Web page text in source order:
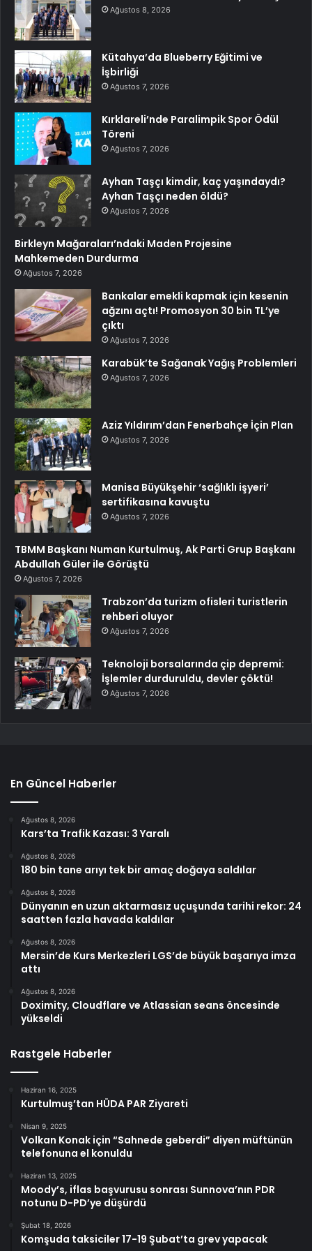
Ağustos 8, 2026
Kütahya’da Blueberry Eğitimi ve
İşbirliği
Ağustos 7, 2026
Kırklareli’nde Paralimpik Spor Ödül
Töreni
Ağustos 7, 2026
Ayhan Taşçı kimdir, kaç yaşındaydı?
Ayhan Taşçı neden öldü?
Ağustos 7, 2026
Birkleyn Mağaraları’ndaki Maden Projesine
Mahkemeden Durdurma
Ağustos 7, 2026
Bankalar emekli kapmak için kesenin
ağzını açtı! Promosyon 30 bin TL’ye
çıktı
Ağustos 7, 2026
Karabük’te Sağanak Yağış Problemleri
Ağustos 7, 2026
Aziz Yıldırım’dan Fenerbahçe İçin Plan
Ağustos 7, 2026
Manisa Büyükşehir ‘sağlıklı işyeri’
sertifikasına kavuştu
Ağustos 7, 2026
TBMM Başkanı Numan Kurtulmuş, Ak Parti Grup Başkanı
Abdullah Güler ile Görüştü
Ağustos 7, 2026
Trabzon’da turizm ofisleri turistlerin
rehberi oluyor
Ağustos 7, 2026
Teknoloji borsalarında çip depremi:
İşlemler durduruldu, devler çöktü!
Ağustos 7, 2026
En Güncel Haberler
Ağustos 8, 2026
Kars’ta Trafik Kazası: 3 Yaralı
Ağustos 8, 2026
180 bin tane arıyı tek bir amaç doğaya saldılar
Ağustos 8, 2026
Dünyanın en uzun aktarmasız uçuşunda tarihi rekor: 24
saatten fazla havada kaldılar
Ağustos 8, 2026
Mersin’de Kurs Merkezleri LGS’de büyük başarıya imza
attı
Ağustos 8, 2026
Doximity, Cloudflare ve Atlassian seans öncesinde
yükseldi
Rastgele Haberler
Haziran 16, 2025
Kurtulmuş’tan HÜDA PAR Ziyareti
Nisan 9, 2025
Volkan Konak için “Sahnede geberdi” diyen müftünün
telefonuna el konuldu
Haziran 13, 2025
Moody’s, iflas başvurusu sonrası Sunnova’nın PDR
notunu D-PD’ye düşürdü
Şubat 18, 2026
Komşuda taksiciler 17-19 Şubat’ta grev yapacak